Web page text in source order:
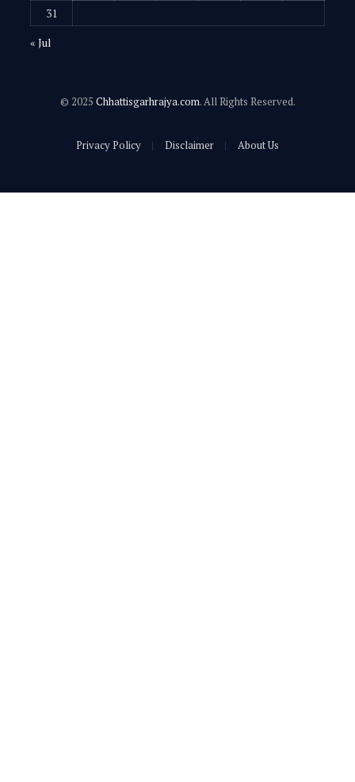
31
« Jul
© 2025 Chhattisgarhrajya.com. All Rights Reserved.
Privacy Policy Disclaimer About Us